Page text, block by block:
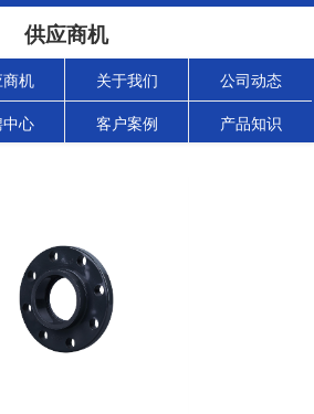
供应商机
商机 关于我们 公司动态
中心 客户案例 产品知识